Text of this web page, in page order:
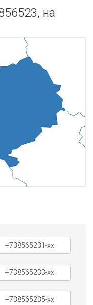
на
+738565231-xx
+738565233-xx
+738565235-xx